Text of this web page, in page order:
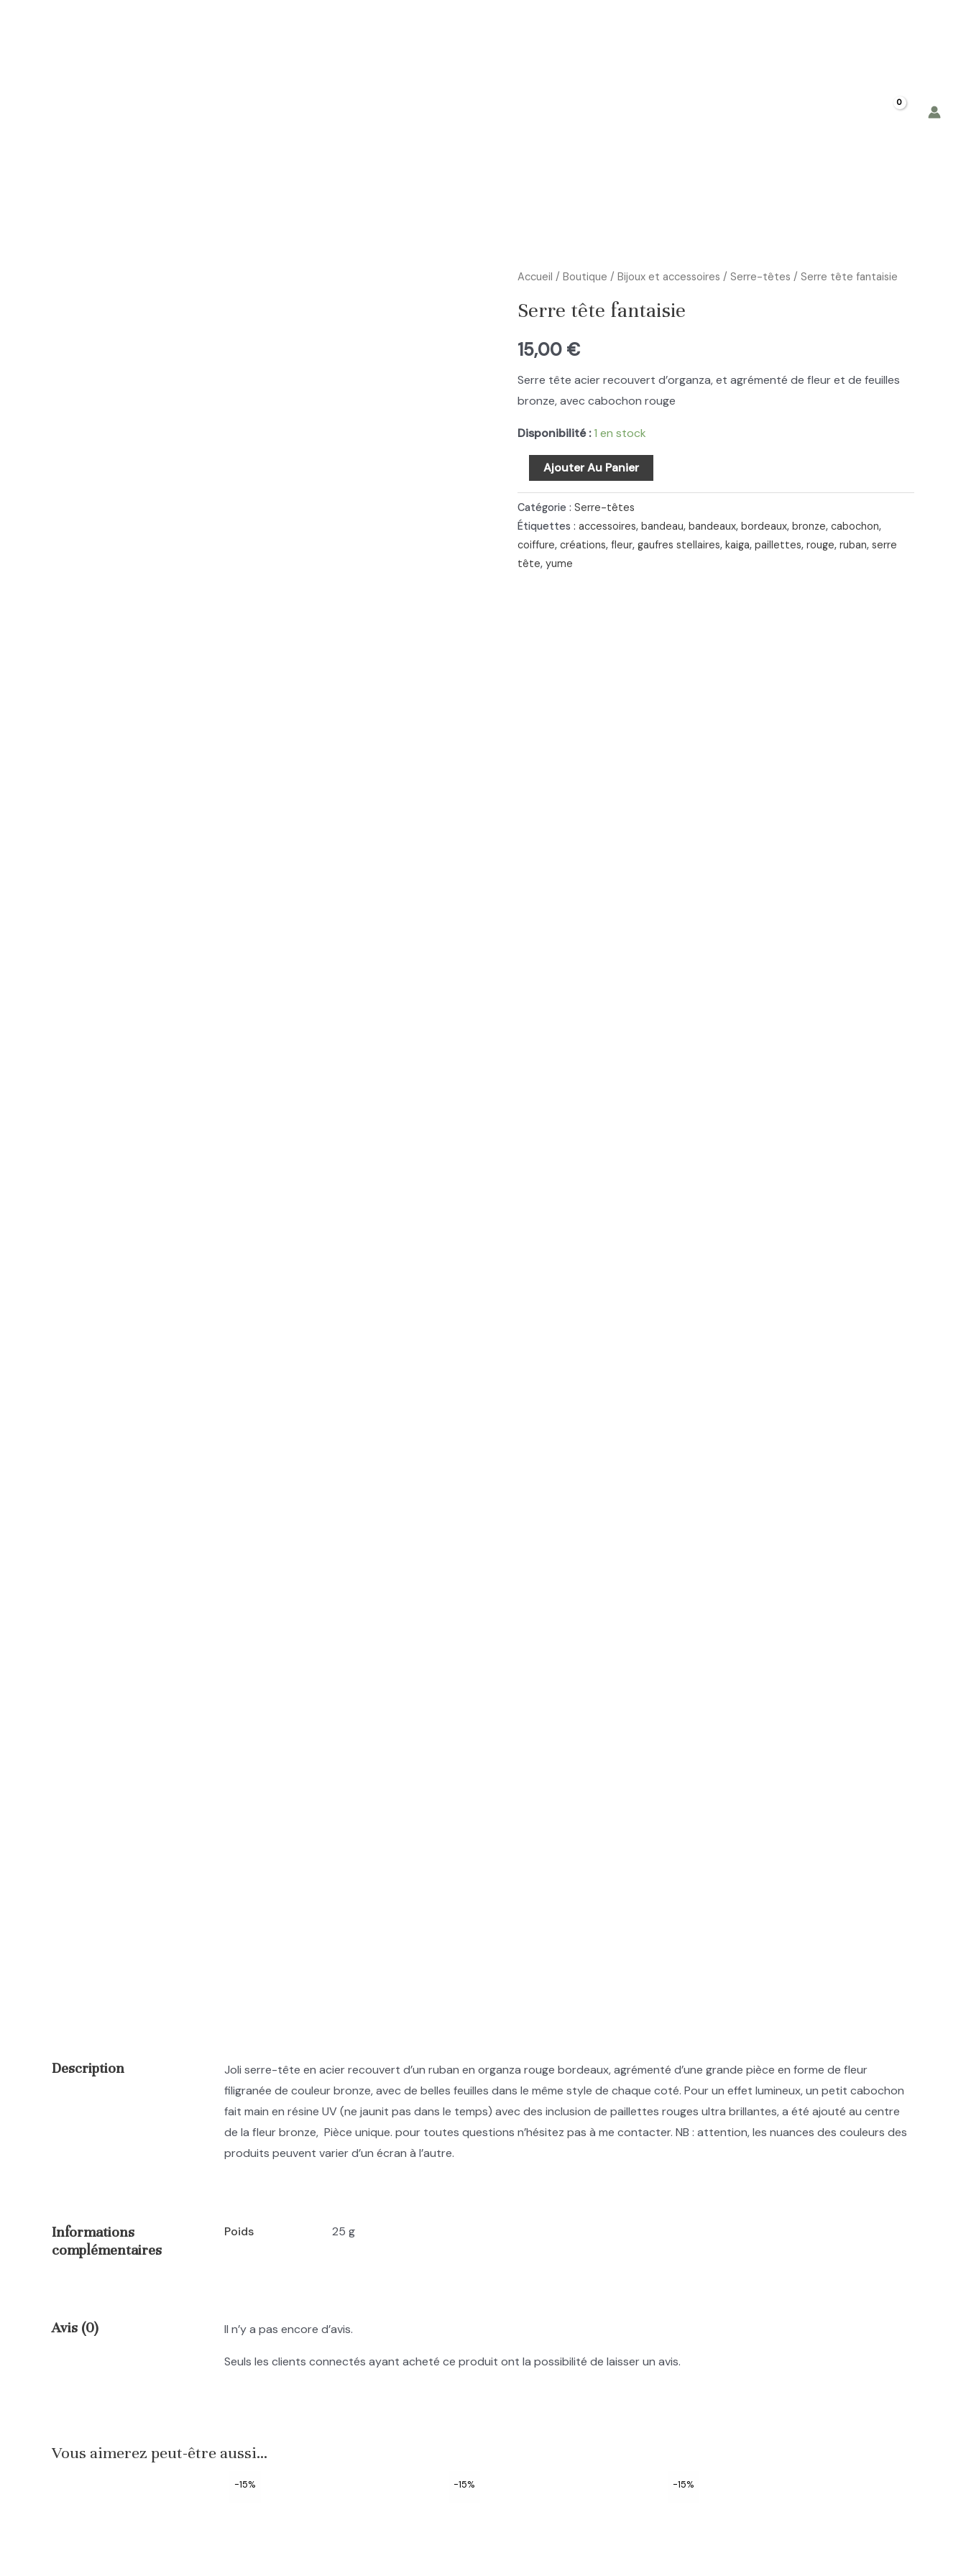
Accueil / Boutique / Bijoux et accessoires / Serre-têtes / Serre tête fantaisie
Serre tête fantaisie
15,00 €
Serre tête acier recouvert d’organza, et agrémenté de fleur et de feuilles
bronze, avec cabochon rouge
Disponibilité :1 en stock
quantité
de
Serre
tête
fantaisie
Ajouter Au Panier
Catégorie : Serre-têtes
Étiquettes : accessoires, bandeau, bandeaux, bordeaux, bronze, cabochon,
coiffure, créations, fleur, gaufres stellaires, kaiga, paillettes, rouge, ruban, serre
tête, yume
Description
Joli serre-tête en acier recouvert d’un ruban en organza rouge bordeaux, agrémenté d’une grande pièce en forme de fleur
filigranée de couleur bronze, avec de belles feuilles dans le même style de chaque coté. Pour un effet lumineux, un petit cabochon
fait main en résine UV (ne jaunit pas dans le temps) avec des inclusion de paillettes rouges ultra brillantes, a été ajouté au centre
de la fleur bronze, Pièce unique. pour toutes questions n’hésitez pas à me contacter. NB : attention, les nuances des couleurs des
produits peuvent varier d’un écran à l’autre.
Informations
complémentaires
Poids 25 g
Avis (0) Il n’y a pas encore d’avis.
Seuls les clients connectés ayant acheté ce produit ont la possibilité de laisser un avis.
Vous aimerez peut-être aussi…
-15% -15% -15%